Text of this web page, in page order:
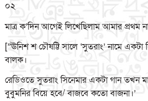
০২
মাত্র ক’দিন আগেই লিখেছিলাম আমার প্রথম
[”ঊনিশ শ চৌষট্টি সালে ‘সুতরাং’ নামে
বালক।
রেডিওতে সুতরাং সিনেমার একটা গান তখন
বুবুমনির বিয়ে হবে/ বাজবে কতো বাজনা।’